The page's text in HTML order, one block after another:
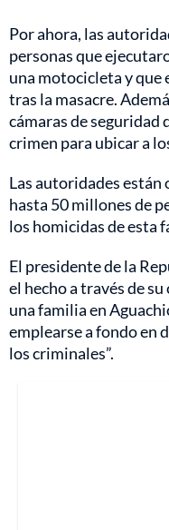
Por ahora, las
personas que
una motocicleta y que
tras la masacre.
cámaras de seguridad
crimen para ubicar a
Las autoridades están
hasta 50 millones de
los homicidas de esta
El presidente de la
el hecho a través de
una familia en
emplearse a fondo en
los criminales”.